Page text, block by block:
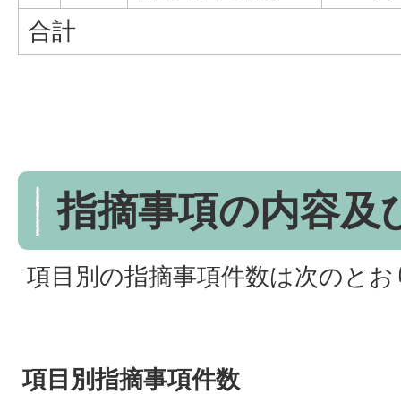
合計
指摘事項の内容及
項目別の指摘事項件数は次のと
項目別指摘事項件数